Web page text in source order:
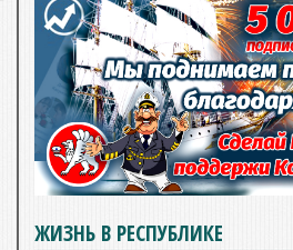
ЖИЗНЬ В РЕСПУБЛИКЕ